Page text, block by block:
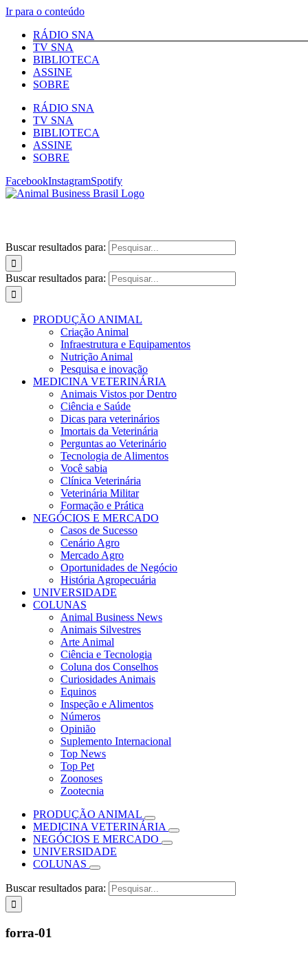
Ir para o conteúdo
RÁDIO SNA
TV SNA
BIBLIOTECA
ASSINE
SOBRE
RÁDIO SNA
TV SNA
BIBLIOTECA
ASSINE
SOBRE
FacebookInstagramSpotify
Buscar resultados para:
Buscar resultados para:
PRODUÇÃO ANIMAL
Criação Animal
Infraestrutura e Equipamentos
Nutrição Animal
Pesquisa e inovação
MEDICINA VETERINÁRIA
Animais Vistos por Dentro
Ciência e Saúde
Dicas para veterinários
Imortais da Veterinária
Perguntas ao Veterinário
Tecnologia de Alimentos
Você sabia
Clínica Veterinária
Veterinária Militar
Formação e Prática
NEGÓCIOS E MERCADO
Casos de Sucesso
Cenário Agro
Mercado Agro
Oportunidades de Negócio
História Agropecuária
UNIVERSIDADE
COLUNAS
Animal Business News
Animais Silvestres
Arte Animal
Ciência e Tecnologia
Coluna dos Conselhos
Curiosidades Animais
Equinos
Inspeção e Alimentos
Números
Opinião
Suplemento Internacional
Top News
Top Pet
Zoonoses
Zootecnia
PRODUÇÃO ANIMAL
MEDICINA VETERINÁRIA
NEGÓCIOS E MERCADO
UNIVERSIDADE
COLUNAS
Buscar resultados para:
forra-01